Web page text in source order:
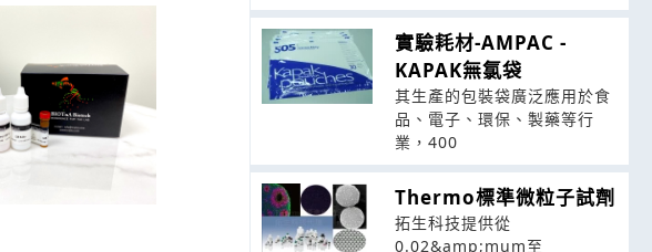
實驗耗材-AMPAC -
KAPAK無氯袋
其生產的包裝袋廣泛應用於食
品、電子、環保、製藥等行
業，400
Thermo標準微粒子試劑
拓生科技提供從
0.02&amp;mum至